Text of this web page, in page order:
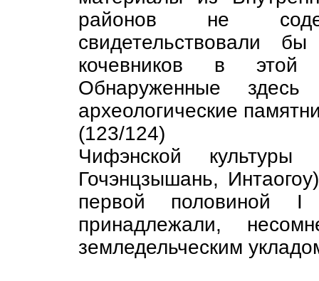
районов не
свидетельствовали
кочевников в этой
Обнаруженные
археологические
(123/124)
Чифэнской
Гочэнцзышань,
первой половиной
принадлежали,
земледельческим